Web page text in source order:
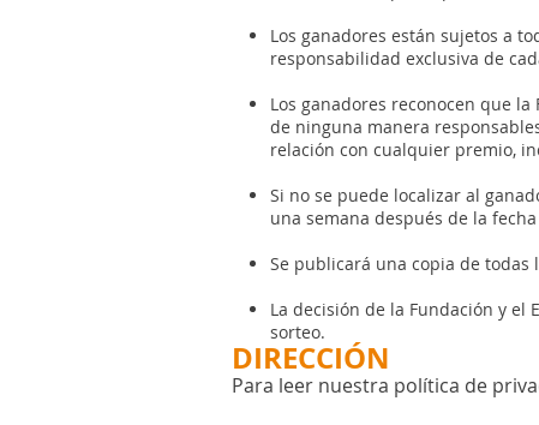
Los ganadores están sujetos a
responsabilidad exclusiva de
Los ganadores reconocen que
de ninguna manera
relación con cualquier premio,
Si no se puede localizar al
una semana después de la
Se publicará una copia de
La decisión de la Fundación y el
sorteo.
DIRECCIÓN
Para leer nuestra política de